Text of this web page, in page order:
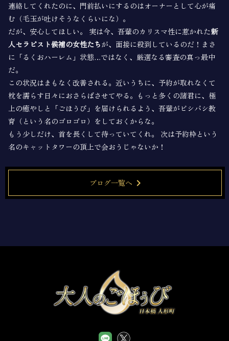
連絡してくれたのに、門前払いにするのはオーナーとして心が痛
む（毛玉が吐けそうなくらいにな）。
だが、安心してほしい。 実は今、吾輩のカリスマ性に惹かれた新
人セラピスト候補の女性たちが、面接に殺到しているのだ！まさ
に「るくおハーレム」状態…ではなく、厳選なる審査の真っ最中
だ。
この状況はまもなく改善される。近いうちに、予約が取れなくて
枕を濡らす日々におさらばさせてやる。もっと多くの諸君に、極
上の癒やしと「ごほうび」を届けられるよう、吾輩がビシバシ教
育（という名のゴロゴロ）をしておくからな。
もう少しだけ、首を長くして待っていてくれ。 次は予約枠という
名のキャットタワーの頂上で会おうじゃないか！
ブログ一覧へ chevron_right